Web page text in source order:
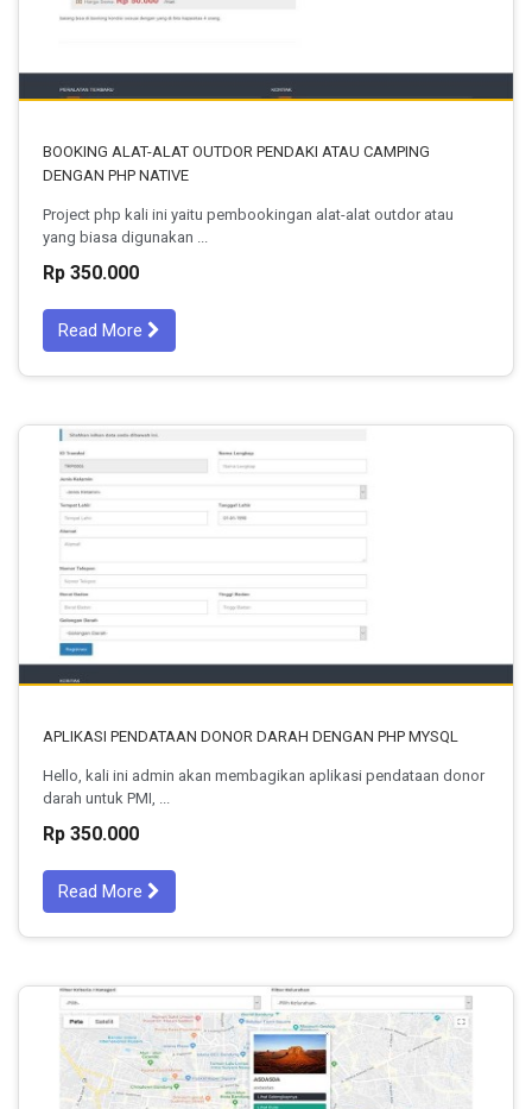
BOOKING ALAT-ALAT OUTDOR PENDAKI ATAU CAMPING
DENGAN PHP NATIVE
Project php kali ini yaitu pembookingan alat-alat outdor atau
yang biasa digunakan ...
Rp 350.000
Read More
APLIKASI PENDATAAN DONOR DARAH DENGAN PHP MYSQL
Hello, kali ini admin akan membagikan aplikasi pendataan donor
darah untuk PMI, ...
Rp 350.000
Read More